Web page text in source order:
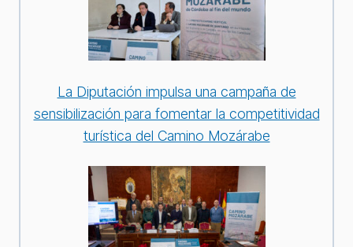
La Diputación impulsa una campaña de
sensibilización para fomentar la competitividad
turística del Camino Mozárabe